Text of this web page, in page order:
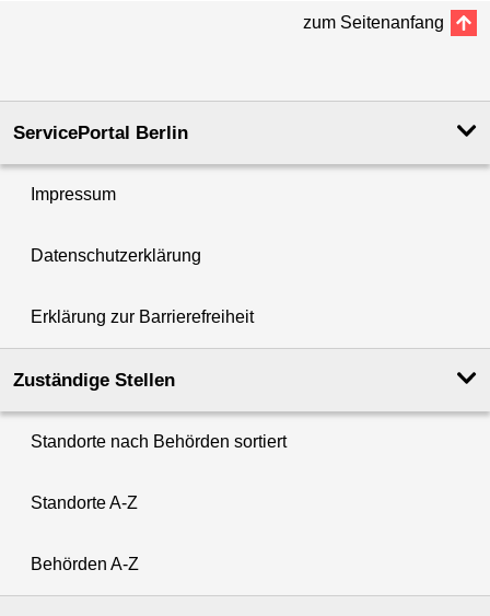
zum Seitenanfang
ServicePortal Berlin
Impressum
Datenschutzerklärung
Erklärung zur Barrierefreiheit
Zuständige Stellen
Standorte nach Behörden sortiert
Standorte A-Z
Behörden A-Z